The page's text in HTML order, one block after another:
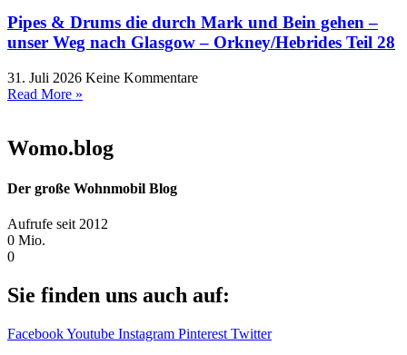
Pipes & Drums die durch Mark und Bein gehen –
unser Weg nach Glasgow – Orkney/Hebrides Teil 28
31. Juli 2026 Keine Kommentare
Read More »
Womo.blog
Der große Wohnmobil Blog​
Aufrufe seit 2012
0 Mio.
0
Sie finden uns auch auf:
FacebookYoutube Instagram Pinterest Twitter